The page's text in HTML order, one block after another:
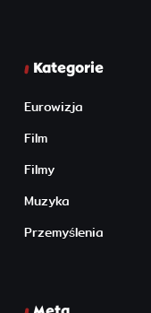
Kategorie
Eurowizja
Film
Filmy
Muzyka
Przemyślenia